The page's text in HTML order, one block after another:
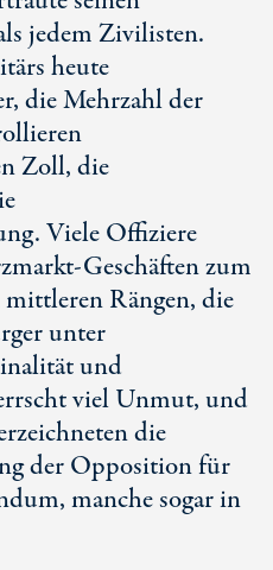
jedem Zivilisten.
heute
die Mehrzahl der
Zoll, die
Viele Offiziere
Geschäften zum
Rängen, die
unter
und
viel Unmut, und
die
der Opposition für
manche sogar in